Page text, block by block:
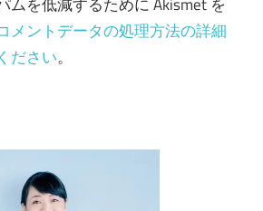
メントデータの処理方法の詳細
ださい。